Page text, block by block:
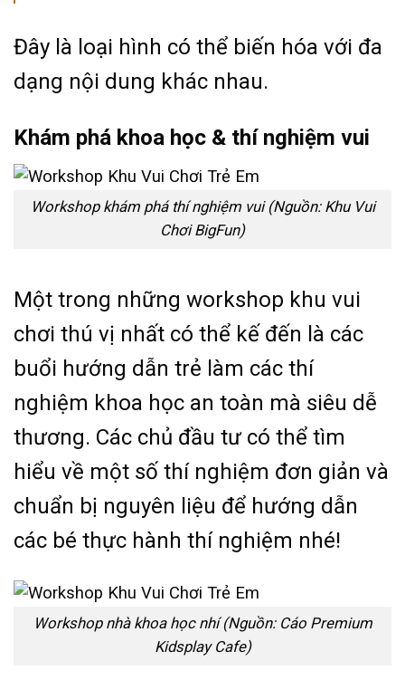
Đây là loại hình có thể biến hóa với đa
dạng nội dung khác nhau.
Khám phá khoa học & thí nghiệm vui
Workshop khám phá thí nghiệm vui (Nguồn: Khu Vui
Chơi BigFun)
Một trong những workshop khu vui
chơi thú vị nhất có thể kế đến là các
buổi hướng dẫn trẻ làm các thí
nghiệm khoa học an toàn mà siêu dễ
thương. Các chủ đầu tư có thể tìm
hiểu về một số thí nghiệm đơn giản và
chuẩn bị nguyên liệu để hướng dẫn
các bé thực hành thí nghiệm nhé!
Workshop nhà khoa học nhí (Nguồn: Cáo Premium
Kidsplay Cafe)